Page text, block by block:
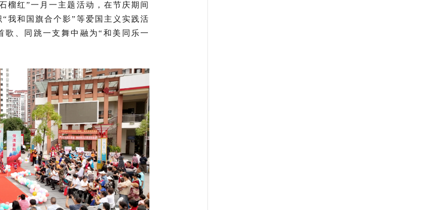
榴红”一月一主题活动，在节庆期间
我和国旗合个影”等爱国主义实践活
、同跳一支舞中融为“和美同乐一